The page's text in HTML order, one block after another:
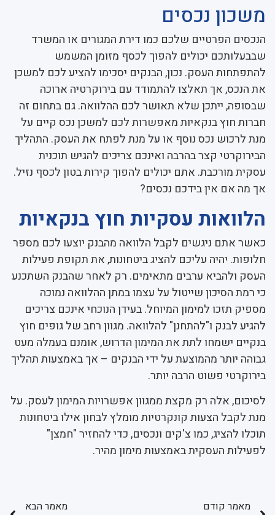
משכון נכסים
הנכסים הפרטיים שלכם כמו דירת המגורים או המשרד
שבבעלותכם יכולים להפוך לכסף מזומן המשמש
להתפתחות העסק. נכון, הבנקים יסכימו להציע לכם למשכן
את הנכס, אך תאלצו להתמודד עם בירוקרטיה ארוכה
שבסופה, ייתכן שלא תאושר לכם ההלוואה. גם בתחום זה
חברות חוץ בנקאיות מאפשרות לכם למשכן נכס קיים על
מנת לרכוש נכס נוסף או על מנת לפתח את העסק. התהליך
הבירוקרטי קצר בהרבה ואינכם צריכים להגיש תוכנית
עסקית מורכבת. אתם יכולים להפוך קירות בטון לכסף נזיל.
אך מה אם אין בידכם נכסים?
הלוואות עסקיות חוץ בנקאיות
כאשר אתם ניגשים לקבל הלוואה מהבנק יוצעו לכם מספר
חלופות. יהיה עליכם להציג ביטחונות, את תקופת פעילות
העסק ולהביא ערבים מתאימים. רק לאחר שהבנק השתכנע
כי רמת הסיכון שייטול על עצמו במתן ההלוואה נמוכה
מספיק תזכו למימון המיוחל. בעידן הנוכחי אינכם צריכים
להגיע לבנק ו"להתחנן" להלוואה. מגוון רחב של גופים חוץ
בנקיים ישמחו לתת את המימון הדרוש, אומנם בעמלה מעט
גבוהה יותר מהמוצעת על ידי הבנקים – אך באמצעות תהליך
בירוקרטי פשוט הרבה יותר.
לסיכום, אלה רק מקצת ממגוון אפשרויות המימון לעסק. על
מנת לקבל הצעות קונקרטיות מומלץ לבחון אילו ביטחונות
תוכלו להציג, כמו צ'קים ונכסים, כדי להחזיר "חמצן"
לפעילות העסקית באמצעות מימון מהיר.
מאמר קודם מאמר הבא